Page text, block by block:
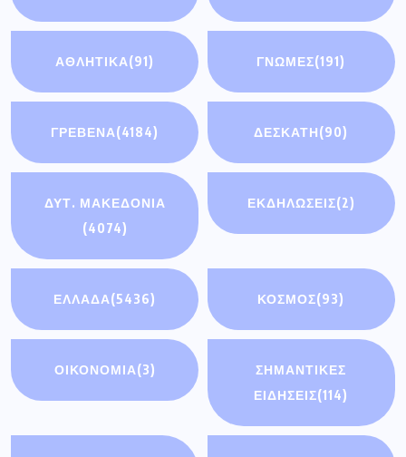
ΑΘΛΗΤΙΚΆ(91) ΓΝΩΜΕΣ(191)
ΓΡΕΒΕΝΑ(4184) ΔΕΣΚΑΤΗ(90)
ΔΥΤ. ΜΑΚΕΔΟΝΙΑ
(4074)
ΕΚΔΗΛΩΣΕΙΣ(2)
ΕΛΛΑΔΑ(5436) ΚΟΣΜΟΣ(93)
ΟΙΚΟΝΟΜΊΑ(3)
ΣΗΜΑΝΤΙΚΈΣ
ΕΙΔΉΣΕΙΣ(114)